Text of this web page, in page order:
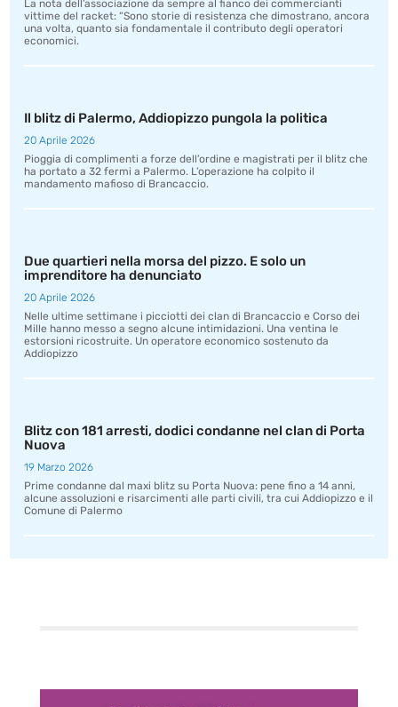
La nota dell’associazione da sempre al fianco dei commercianti
vittime del racket: “Sono storie di resistenza che dimostrano, ancora
una volta, quanto sia fondamentale il contributo degli operatori
economici.
Il blitz di Palermo, Addiopizzo pungola la politica
20 Aprile 2026
Pioggia di complimenti a forze dell’ordine e magistrati per il blitz che
ha portato a 32 fermi a Palermo. L’operazione ha colpito il
mandamento mafioso di Brancaccio.
Due quartieri nella morsa del pizzo. E solo un
imprenditore ha denunciato
20 Aprile 2026
Nelle ultime settimane i picciotti dei clan di Brancaccio e Corso dei
Mille hanno messo a segno alcune intimidazioni. Una ventina le
estorsioni ricostruite. Un operatore economico sostenuto da
Addiopizzo
Blitz con 181 arresti, dodici condanne nel clan di Porta
Nuova
19 Marzo 2026
Prime condanne dal maxi blitz su Porta Nuova: pene fino a 14 anni,
alcune assoluzioni e risarcimenti alle parti civili, tra cui Addiopizzo e il
Comune di Palermo